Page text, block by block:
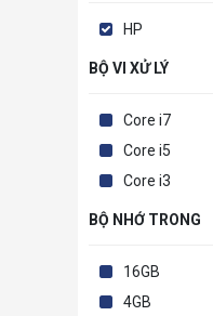
HP
BỘ VI XỬ LÝ
Core i7
Core i5
Core i3
BỘ NHỚ TRONG
16GB
4GB